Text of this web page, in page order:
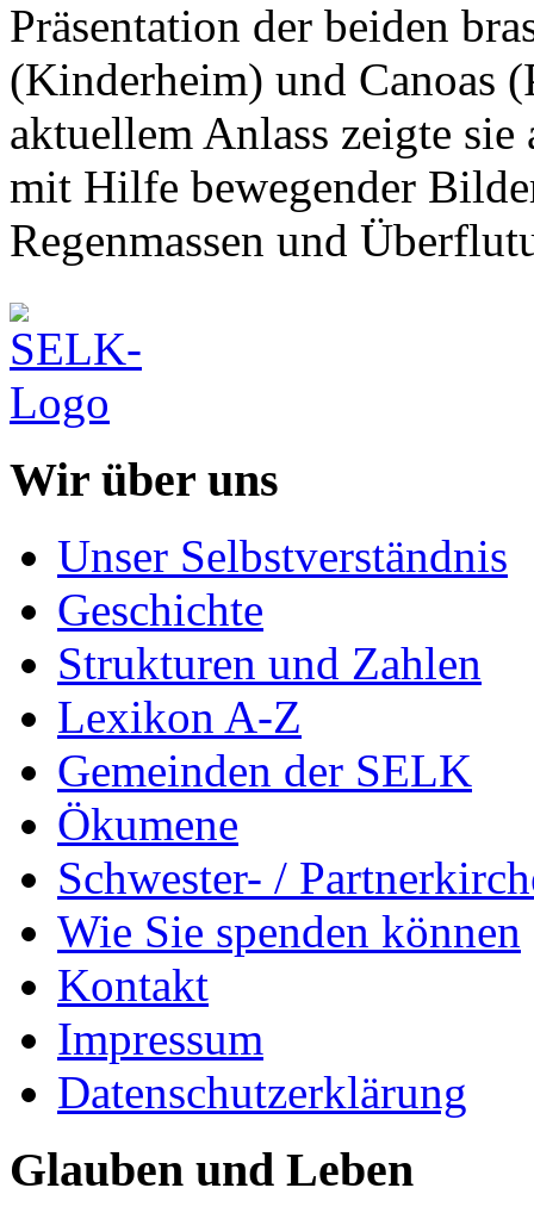
Präsentation der beiden
(Kinderheim) und Canoas
aktuellem Anlass zeigte
mit Hilfe bewegender
Regenmassen und
Wir über uns
Unser Selbstverständnis
Geschichte
Strukturen und Zahlen
Lexikon A-Z
Gemeinden der SELK
Ökumene
Schwester- /
Wie Sie spenden können
Kontakt
Impressum
Datenschutzerklärung
Glauben und Leben